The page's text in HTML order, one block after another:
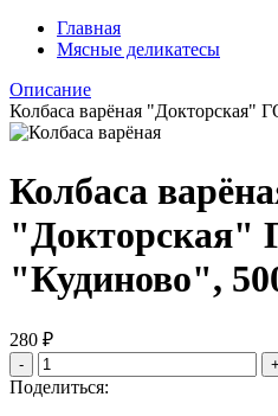
Главная
Мясные деликатесы
Описание
Колбаса варёная "Докторская"
Колбаса
"Докторская"
"Кудиново",
280 ₽
- +
Поделиться: